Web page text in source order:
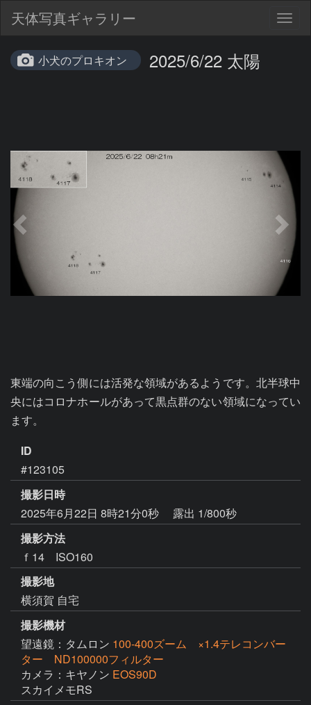
天体写真ギャラリー
小犬のプロキオン 2025/6/22 太陽
東端の向こう側には活発な領域があるようです。北半球中
央にはコロナホールがあって黒点群のない領域になってい
ます。
ID
#123105
撮影日時
2025年6月22日 8時21分0秒
露出 1/800秒
撮影方法
ｆ14 ISO160
撮影地
横須賀 自宅
撮影機材
望遠鏡：タムロン 100-400ズーム ×1.4テレコンバー
ター ND100000フィルター
カメラ：キヤノン EOS90D
スカイメモRS